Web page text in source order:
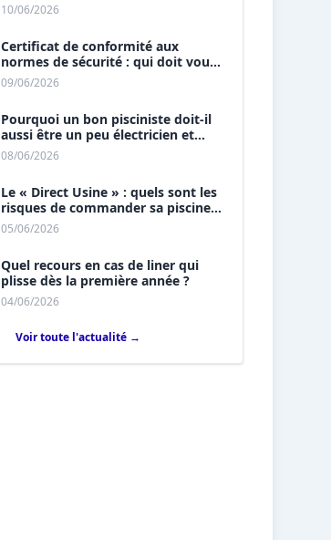
« vert » ?
10/06/2026
Certificat de conformité aux
normes de sécurité : qui doit vous
le délivrer ?
09/06/2026
Pourquoi un bon pisciniste doit-il
aussi être un peu électricien et
plombier ?
08/06/2026
Le « Direct Usine » : quels sont les
risques de commander sa piscine
sans installateur ?
05/06/2026
Quel recours en cas de liner qui
plisse dès la première année ?
04/06/2026
Voir toute l'actualité →